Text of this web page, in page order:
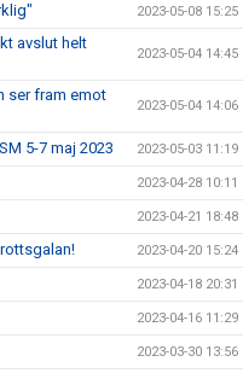
2023-05-08 15:25
avslut helt
2023-05-04 14:45
ser fram emot
2023-05-04 14:06
5-7 maj 2023 2023-05-03 11:19
2023-04-28 10:11
2023-04-21 18:48
2023-04-20 15:24
2023-04-18 20:31
2023-04-16 11:29
2023-03-30 13:56